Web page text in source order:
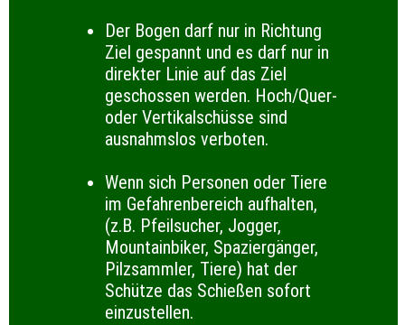
Der Bogen darf nur in Richtung
Ziel gespannt und es darf nur in
direkter Linie auf das Ziel
geschossen werden. Hoch/Quer-
oder Vertikalschüsse sind
ausnahmslos verboten.
Wenn sich Personen oder Tiere
im Gefahrenbereich aufhalten,
(z.B. Pfeilsucher, Jogger,
Mountainbiker, Spaziergänger,
Pilzsammler, Tiere) hat der
Schütze das Schießen sofort
einzustellen.